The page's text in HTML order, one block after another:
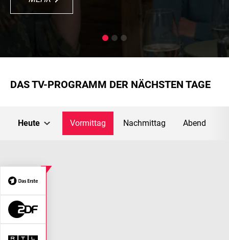
DAS TV-PROGRAMM DER NÄCHSTEN TAGE
Heute Vormittag Nachmittag Abend